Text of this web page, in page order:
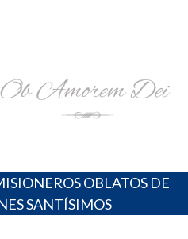
Advocaciones Marianas,
más
OBLATOS DE
SANTÍSIMOS